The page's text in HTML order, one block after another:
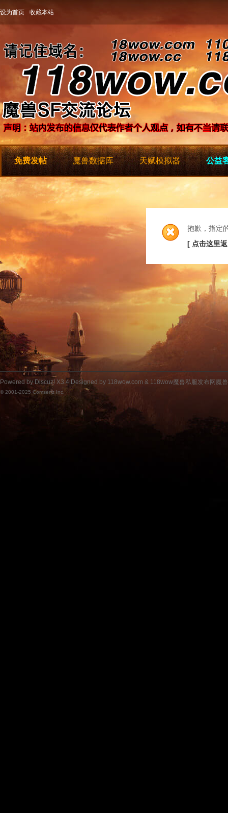
设为首页 收藏本站
免费发帖 魔兽数据库 天赋模拟器 公益
抱歉，指定
[ 点击这里
Powered by Discuz! X3.4 Designed by 118wow.com & 118wow魔兽私服发布网魔
© 2001-2025 Comsenz Inc.